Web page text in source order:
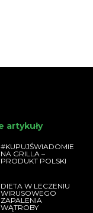
artykuły
#KUPUJŚWIADOMIE
NA GRILLA –
PRODUKT POLSKI
DIETA W LECZENIU
WIRUSOWEGO
ZAPALENIA
WĄTROBY